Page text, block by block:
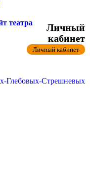
театра
Глебовых-Стрешневых
Личный
кабинет
Личный кабинет